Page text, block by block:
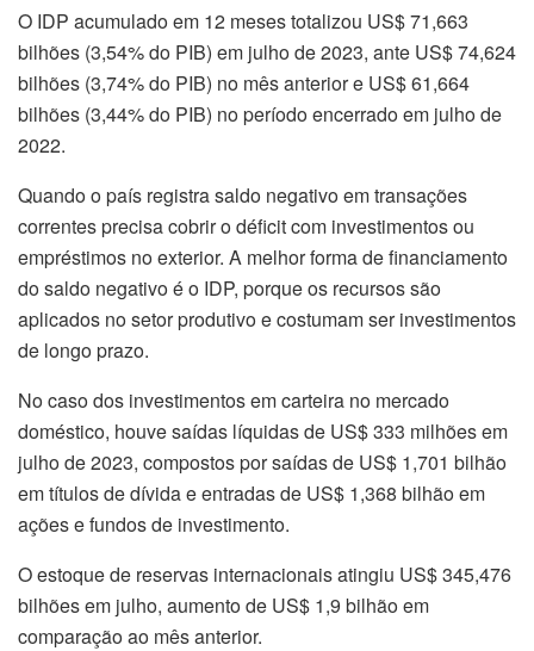
O IDP acumulado em 12 meses totalizou US$ 71,663
bilhões (3,54% do PIB) em julho de 2023, ante US$ 74,624
bilhões (3,74% do PIB) no mês anterior e US$ 61,664
bilhões (3,44% do PIB) no período encerrado em julho de
2022.
Quando o país registra saldo negativo em transações
correntes precisa cobrir o déficit com investimentos ou
empréstimos no exterior. A melhor forma de financiamento
do saldo negativo é o IDP, porque os recursos são
aplicados no setor produtivo e costumam ser investimentos
de longo prazo.
No caso dos investimentos em carteira no mercado
doméstico, houve saídas líquidas de US$ 333 milhões em
julho de 2023, compostos por saídas de US$ 1,701 bilhão
em títulos de dívida e entradas de US$ 1,368 bilhão em
ações e fundos de investimento.
O estoque de reservas internacionais atingiu US$ 345,476
bilhões em julho, aumento de US$ 1,9 bilhão em
comparação ao mês anterior.